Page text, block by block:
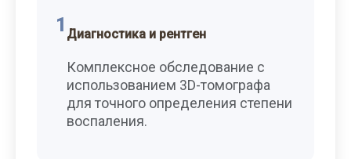
1 Диагностика и рентген
Комплексное обследование с
использованием 3D-томографа
для точного определения степени
воспаления.